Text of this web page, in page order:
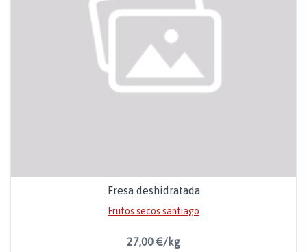
Fresa deshidratada
Frutos secos santiago
27,00 €/kg